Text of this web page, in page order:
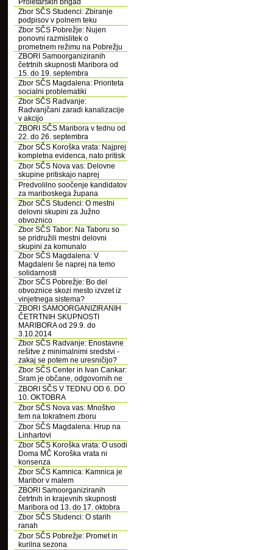
Proletarskih brigad
Zbor SČS Studenci: Zbiranje
podpisov v polnem teku
Zbor SČS Pobrežje: Nujen
ponovni razmislitek o
prometnem režimu na Pobrežju
ZBORI Samoorganiziranih
četrtnih skupnosti Maribora od
15. do 19. septembra
Zbor SČS Magdalena: Prioriteta
socialni problematiki
Zbor SČS Radvanje:
Radvanjčani zaradi kanalizacije
v akcijo
ZBORI SČS Maribora v tednu od
22. do 26. septembra
Zbor SČS Koroška vrata: Najprej
kompletna evidenca, nato pritisk
Zbor SČS Nova vas: Delovne
skupine pritiskajo naprej
Predvolilno soočenje kandidatov
za mariboskega župana
Zbor SČS Studenci: O mestni
delovni skupini za Južno
obvoznico
Zbor SČS Tabor: Na Taboru so
se pridružili mestni delovni
skupini za komunalo
Zbor SČS Magdalena: V
Magdaleni še naprej na temo
solidarnosti
Zbor SČS Pobrežje: Bo del
obvoznice skozi mesto izvzet iz
vinjetnega sistema?
ZBORI SAMOORGANIZIRANIH
ČETRTNIH SKUPNOSTI
MARIBORA od 29.9. do
3.10.2014
Zbor SČS Radvanje: Enostavne
rešitve z minimalnimi sredstvi -
zakaj se potem ne uresničijo?
Zbor SČS Center in Ivan Cankar:
Sram je občane, odgovornih ne
ZBORI SČS V TEDNU OD 6. DO
10. OKTOBRA
Zbor SČS Nova vas: Mnoštvo
tem na tokratnem zboru
Zbor SČS Magdalena: Hrup na
Linhartovi
Zbor SČS Koroška vrata: O usodi
Doma MČ Koroška vrata ni
konsenza
Zbor SČS Kamnica: Kamnica je
Maribor v malem
ZBORI Samoorganiziranih
četrtnih in krajevnih skupnosti
Maribora od 13. do 17. oktobra
Zbor SČS Studenci: O starih
ranah
Zbor SČS Pobrežje: Promet in
kurilna sezona